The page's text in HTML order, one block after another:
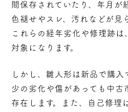
間保存されていたり、年月が
色褪せやスレ、汚れなどが見
これらの経年劣化や修理跡は
対象になります。
しかし、雛人形は新品で購入
少の劣化や傷があっても中古
存在します。また、自己修理